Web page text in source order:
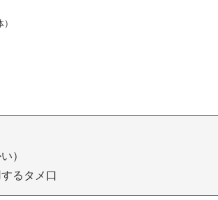
）
）
るタメ口